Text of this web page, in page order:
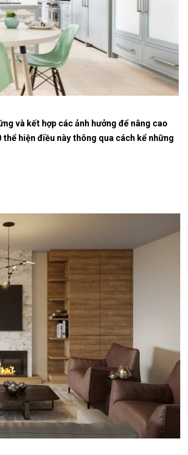
và kết hợp các ảnh hưởng để nâng cao
hiện điều này thông qua cách kể những